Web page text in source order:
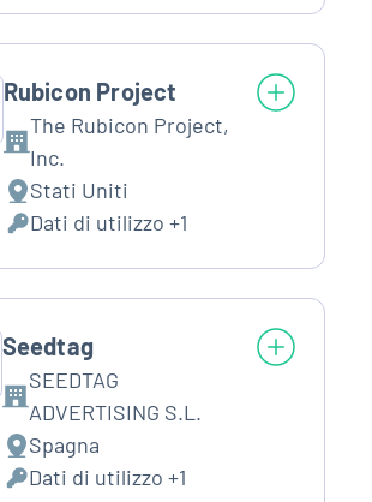
trattamento:
Personali
trattati:
Rubicon Project
Azienda:
The Rubicon Project,
Inc.
Luogo
del
trattamento:
Stati Uniti
Dati
Personali
trattati:
Dati di utilizzo +1
Seedtag
Azienda:
SEEDTAG
ADVERTISING S.L.
Luogo
del
Spagna
Dati
Dati di utilizzo +1